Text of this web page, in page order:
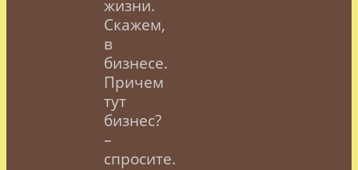
жизни.
Скажем,
в
бизнесе.
Причем
тут
бизнес?
–
спросите.